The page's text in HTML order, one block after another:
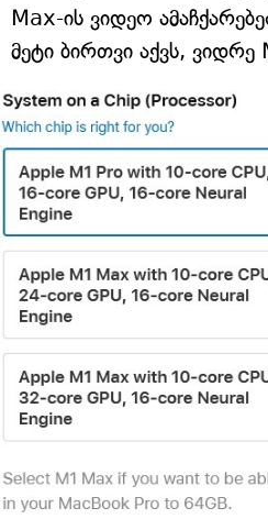
Max-ის ვიდეო
მეტი ბირთვი აქვს,